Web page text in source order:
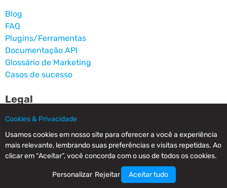
Blog
FAQ
Plugins/Ferramentas
Documentação API
Glossário de Marketing
Casos de sucesso
Legal
Aviso legal
Política de abuso e anti-SPAM
Política de Privacidade & Cookies
Termos de uso
Cookies & Privacidade
Usamos cookies em nosso site para oferecer a você a experiência
mais relevante, lembrando suas preferências e visitas repetidas. Ao
clicar em “Aceitar”, você concorda com o uso de todos os cookies.
Personalizar Rejeitar Aceitar tudo